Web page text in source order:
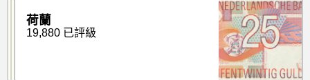
荷蘭
19,880 已評級